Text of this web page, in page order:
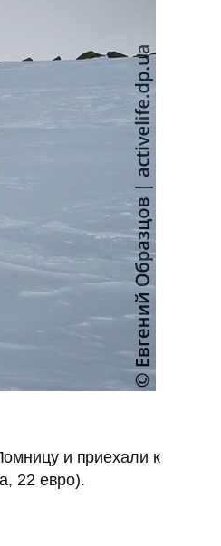
и приехали к
22 евро).